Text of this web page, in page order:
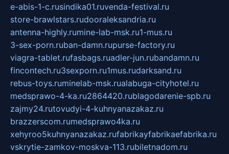
e-abis-1-c.rusindika01.ruvenda-festival.ru
store-brawlstars.rudooraleksandria.ru
antenna-highly.rumine-lab-msk.ru1-mus.ru
3-sex-porn.ruban-damn.rupurse-factory.ru
viagra-tablet.rufasbags.ruadler-jun.rubandamn.ru
fincontech.ru3sexporn.ru1mus.rudarksand.ru
rebus-toys.ruminelab-msk.rualabuga-cityhotel.ru
medsprawo-4-ka.ru2864420.rublagodarenie-spb.ru
zajmy24.rutovudyi-4-kuhnyanazakaz.ru
brazzerscom.rumedsprawo4ka.ru
xehyroo5kuhnyanazakaz.rufabrikayfabrikaefabrika.ru
vskrytie-zamkov-moskva-113.rubiletnadom.ru